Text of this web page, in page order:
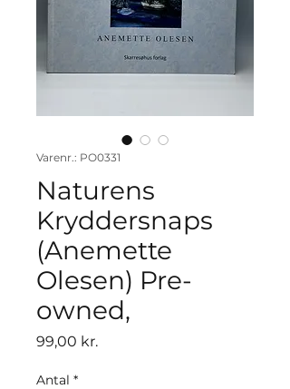
Varenr.: PO0331
Naturens
Kryddersnaps
(Anemette
Olesen) Pre-
owned,
99,00 kr.Pris
Antal *